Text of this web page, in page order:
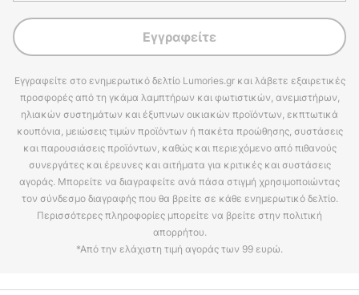
Εγγραφείτε
Εγγραφείτε στο ενημερωτικό δελτίο Lumories.gr και λάβετε εξαιρετικές
προσφορές από τη γκάμα λαμπτήρων και φωτιστικών, ανεμιστήρων,
ηλιακών συστημάτων και έξυπνων οικιακών προϊόντων, εκπτωτικά
κουπόνια, μειώσεις τιμών προϊόντων ή πακέτα προώθησης, συστάσεις
και παρουσιάσεις προϊόντων, καθώς και περιεχόμενο από πιθανούς
συνεργάτες και έρευνες και αιτήματα για κριτικές και συστάσεις
αγοράς. Μπορείτε να διαγραφείτε ανά πάσα στιγμή χρησιμοποιώντας
τον σύνδεσμο διαγραφής που θα βρείτε σε κάθε ενημερωτικό δελτίο.
Περισσότερες πληροφορίες μπορείτε να βρείτε στην πολιτική
απορρήτου.
*Από την ελάχιστη τιμή αγοράς των 99 ευρώ.